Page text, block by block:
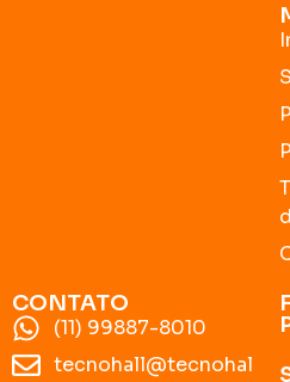
CONTATO
(11) 99887-8010
tecnohall@tecnohal